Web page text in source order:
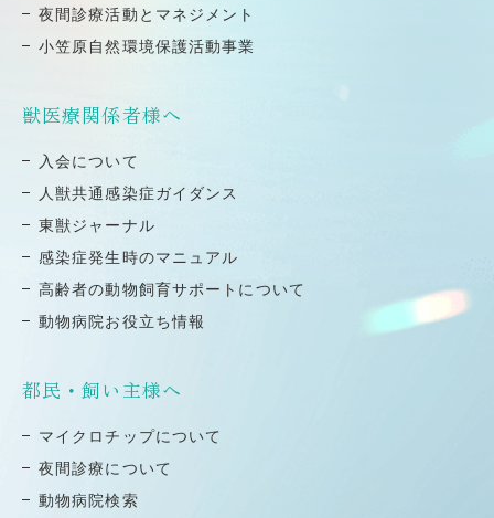
夜間診療活動とマネジメント
小笠原自然環境保護活動事業
獣医療関係者様へ
⼊会について
⼈獣共通感染症ガイダンス
東獣ジャーナル
感染症発⽣時のマニュアル
高齢者の動物飼育サポートについて
動物病院お役立ち情報
都民・飼い主様へ
マイクロチップについて
夜間診療について
動物病院検索